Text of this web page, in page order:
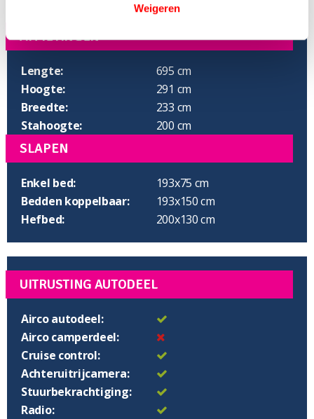
Weigeren
AFMETINGEN
Lengte:
695 cm
Hoogte:
291 cm
Breedte:
233 cm
Stahoogte:
200 cm
SLAPEN
Enkel bed:
193x75 cm
Bedden koppelbaar:
193x150 cm
Hefbed:
200x130 cm
UITRUSTING AUTODEEL
Airco autodeel:
Airco camperdeel:
Cruise control:
Achteruitrijcamera:
Stuurbekrachtiging:
Radio: